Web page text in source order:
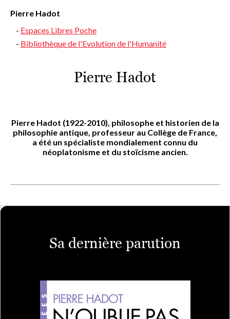
Pierre Hadot
Espaces Libres Poche
Bibliothèque de l'Evolution de l'Humanité
Pierre Hadot
Pierre Hadot (1922-2010), philosophe et historien de la
philosophie antique, professeur au Collège de France,
a été un spécialiste mondialement connu du
néoplatonisme et du stoïcisme ancien.
Sa dernière parution